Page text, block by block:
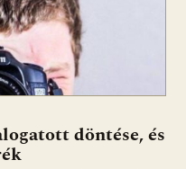
döntése, és